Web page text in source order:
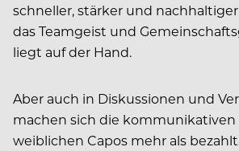
schneller, stärker und
das Teamgeist und
liegt auf der Hand.
Aber auch in Diskussionen und
machen sich die
weiblichen Capos mehr als